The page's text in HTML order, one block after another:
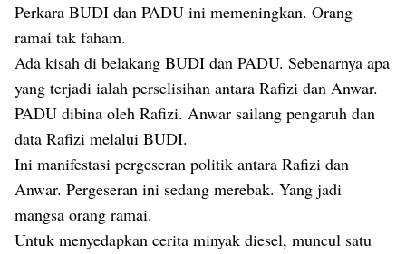
Perkara BUDI dan PADU ini memeningkan. Orang
ramai tak faham.
Ada kisah di belakang BUDI dan PADU. Sebenarnya apa
yang terjadi ialah perselisihan antara Rafizi dan Anwar.
PADU dibina oleh Rafizi. Anwar sailang pengaruh dan
data Rafizi melalui BUDI.
Ini manifestasi pergeseran politik antara Rafizi dan
Anwar. Pergeseran ini sedang merebak. Yang jadi
mangsa orang ramai.
Untuk menyedapkan cerita minyak diesel, muncul satu